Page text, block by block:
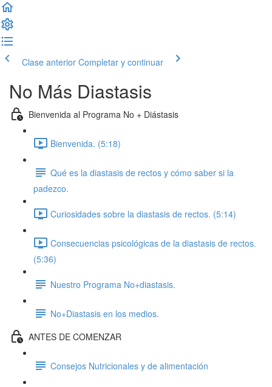
Clase anterior Completar y continuar
No Más Diastasis
Bienvenida al Programa No + Diástasis
Bienvenida. (5:18)
Qué es la diastasis de rectos y cómo saber si la
padezco.
Curiosidades sobre la diastasis de rectos. (5:14)
Consecuencias psicológicas de la diastasis de rectos.
(5:36)
Nuestro Programa No+diastasis.
No+Diastasis en los medios.
ANTES DE COMENZAR
Consejos Nutricionales y de alimentación